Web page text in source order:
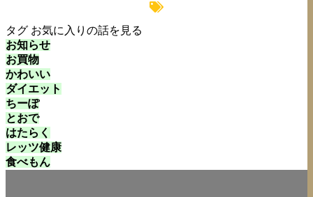
タグ お気に入りの話を見る
お知らせ
お買物
かわいい
ダイエット
ちーぽ
とおで
はたらく
レッツ健康
食べもん